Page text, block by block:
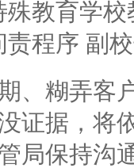
殊教育学
责程序 副
、糊弄客
证据，将
局保持沟